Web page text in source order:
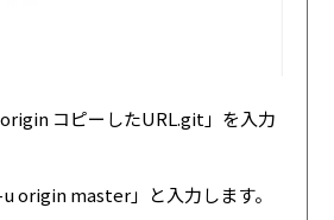
コピーしたURL.git」を入力
origin master」と入力します。